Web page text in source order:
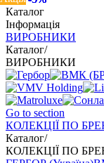
Каталог
Інформація
ВИРОБНИКИ
Каталог/
ВИРОБНИКИ
Go to section
КОЛЕКЦІЇ ПО
Каталог/
КОЛЕКЦІЇ ПО